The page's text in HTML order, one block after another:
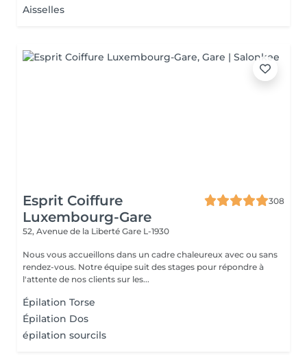
Aisselles
Esprit Coiffure
Luxembourg-Gare
308
52, Avenue de la Liberté Gare L-1930
Nous vous accueillons dans un cadre chaleureux avec ou sans
rendez-vous. Notre équipe suit des stages pour répondre à
l'attente de nos clients sur les...
Épilation Torse
Épilation Dos
épilation sourcils